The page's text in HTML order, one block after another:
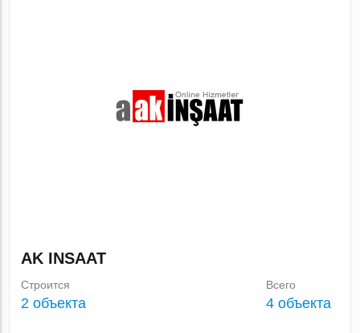
AK INSAAT
Строится
2 объекта
Всего
4 объекта